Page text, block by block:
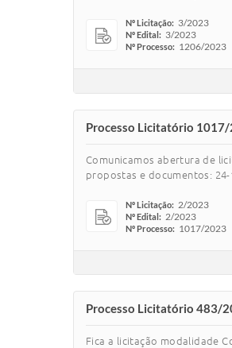
Nº Licitação: 3/2023
Nº Edital: 3/2023
Nº Processo: 1206/2023
Processo Licitatório
Comunicamos abertura de
propostas e documentos: 24-
Nº Licitação: 2/2023
Nº Edital: 2/2023
Nº Processo: 1017/2023
Processo Licitatório 483/
Fica a licitação modalidade